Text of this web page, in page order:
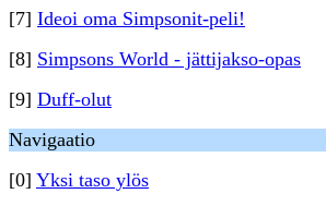
[7] Ideoi oma Simpsonit-peli!
[8] Simpsons World - jättijakso-opas
[9] Duff-olut
Navigaatio
[0] Yksi taso ylös